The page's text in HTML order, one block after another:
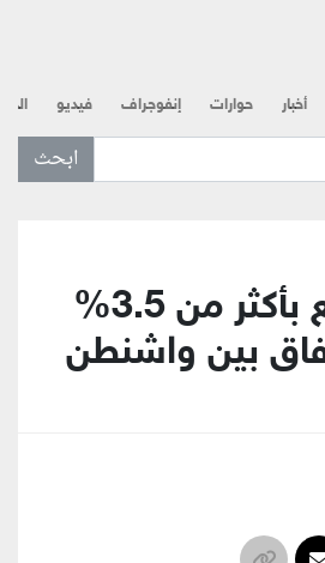
أخبار حوارات إنفوجراف فيديو
:
النفط يتراجع بأكثر من 3.5%
بين واشنطن